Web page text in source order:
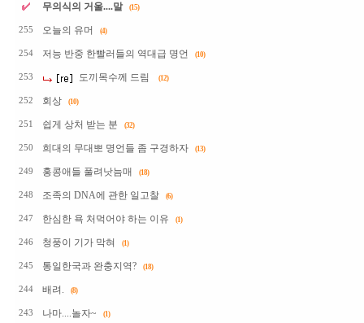
무의식의 거울....말 (15)
255 오늘의 유머 (4)
254 저능 반중 한빨러들의 역대급 명언 (10)
253 도끼목수께 드림 (12)
252 회상 (10)
251 쉽게 상처 받는 분 (32)
250 희대의 무대뽀 명언들 좀 구경하자 (13)
249 홍콩애들 풀려낫늠매 (18)
248 조족의 DNA에 관한 일고찰 (6)
247 한심한 욕 처먹어야 하는 이유 (1)
246 청풍이 기가 막혀 (1)
245 통일한국과 완충지역? (18)
244 배려. (8)
243 나마....놀자~ (1)